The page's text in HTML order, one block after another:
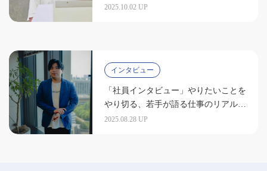
摘）
2025.10.02 UP
インタビュー
「社員インタビュー」やりたいことを
やり切る、若手が語る仕事のリアル
（瑞慶山由梧）
2025.08.28 UP